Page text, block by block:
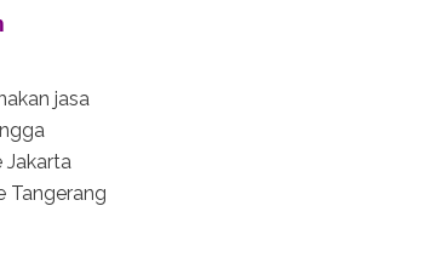
jasa
Jakarta
Tangerang